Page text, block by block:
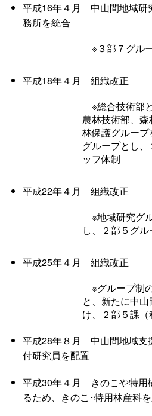
平成16年４ 月 中山間地域研
務所を統合
※３部７グル
平成18年４ 月 組織改正
※総合技術部
農林技術部、
林保護グルー
グループとし
ッフ体制
平成22年４ 月 組織改正
※地域研究グ
し、２部５グ
平成25年４ 月 組織改正
※グループ制
と、新たに中
け、２部５課
平成28年８ 月 中山間地域支
付研究員を配置
平成30年４ 月 きのこや特用
るため、きのこ･特用林産科